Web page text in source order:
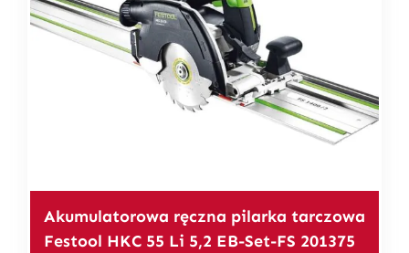
Akumulatorowa ręczna pilarka tarczowa
Festool HKC 55 Li 5,2 EB-Set-FS 201375